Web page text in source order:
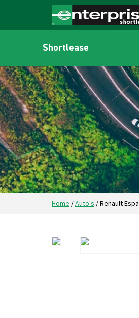
Shortlease
Home /Auto's /Renault